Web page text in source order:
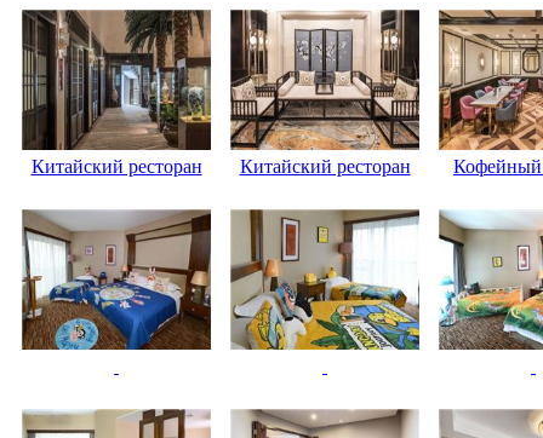
Китайский ресторан Китайский ресторан Кофейный